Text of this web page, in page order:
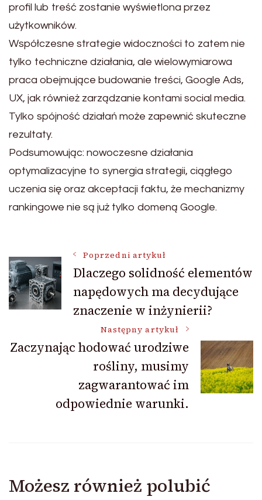
profil lub treść zostanie wyświetlona przez
użytkowników.
Współczesne strategie widoczności to zatem nie
tylko techniczne działania, ale wielowymiarowa
praca obejmujące budowanie treści, Google Ads,
UX, jak również zarządzanie kontami social media.
Tylko spójność działań może zapewnić skuteczne
rezultaty.
Podsumowując: nowoczesne działania
optymalizacyjne to synergia strategii, ciągłego
uczenia się oraz akceptacji faktu, że mechanizmy
rankingowe nie są już tylko domeną Google.
Nawigacja
wpisu
Poprzedni artykuł
Dlaczego solidność elementów
napędowych ma decydujące
znaczenie w inżynierii?
Następny artykuł
Zaczynając hodować urodziwe
rośliny, musimy
zagwarantować im
odpowiednie warunki.
Możesz również polubić